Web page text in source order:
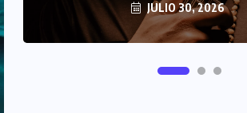
JUNIO 29, 2026